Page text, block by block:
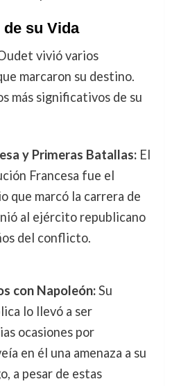
su Vida
vivió varios
marcaron su destino.
más significativos de su
y Primeras Batallas:El
Francesa fue el
que marcó la carrera de
al ejército republicano
del conflicto.
con Napoleón:Su
lo llevó a ser
ocasiones por
en él una amenaza a su
a pesar de estas